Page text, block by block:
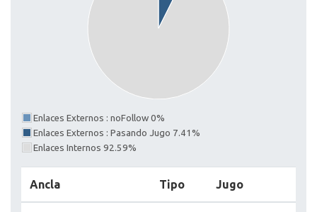
Enlaces Externos : noFollow 0%
Enlaces Externos : Pasando Jugo 7.41%
Enlaces Internos 92.59%
Ancla Tipo Jugo